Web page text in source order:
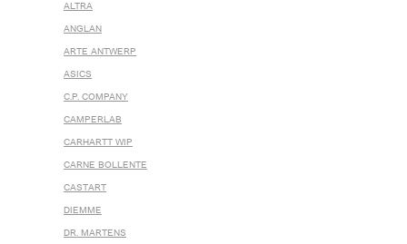
ALTRA
ANGLAN
ARTE ANTWERP
ASICS
C.P. COMPANY
CAMPERLAB
CARHARTT WIP
CARNE BOLLENTE
CASTART
DIEMME
DR. MARTENS